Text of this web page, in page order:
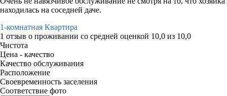
находилась на соседней даче.
1-комнатная Квартира
1 отзыв о проживании со средней оценкой 10,0 из 10,0
Чистота
Цена - качество
Качество обслуживания
Расположение
Своевременность заселения
Соответствие фото